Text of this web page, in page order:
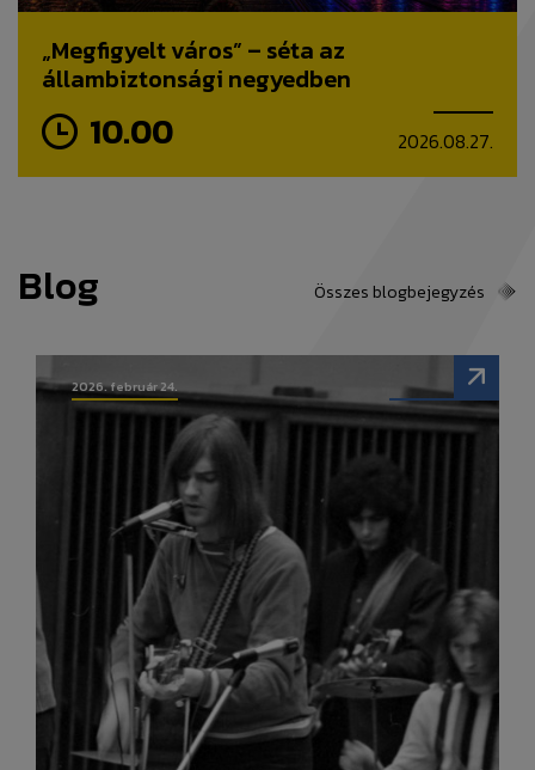
„Megfigyelt város” – séta az
állambiztonsági negyedben
10.00 2026.08.27.
Blog Összes blogbejegyzés
2026. február 24.